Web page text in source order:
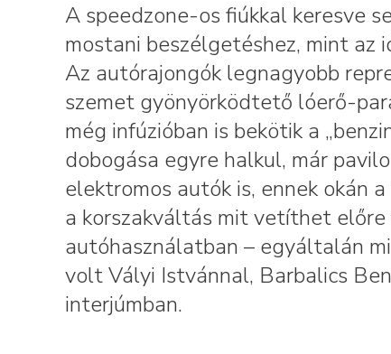
A speedzone-os fiúkkal keresve
mostani beszélgetéshez, mint az
Az autórajongók legnagyobb
szemet gyönyörködtető lóerő-
még infúzióban is bekötik a
dobogása egyre halkul, már
elektromos autók is, ennek okán
a korszakváltás mit vetíthet előre
autóhasználatban – egyáltalán
volt Vályi Istvánnal, Barbalics
interjúmban.